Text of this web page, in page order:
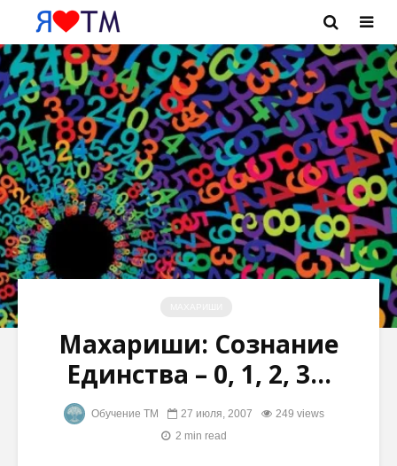
Махариши: Сознание
Единства – 0, 1, 2, 3…
Обучение ТМ 27 июля, 2007
249 views
2 min read